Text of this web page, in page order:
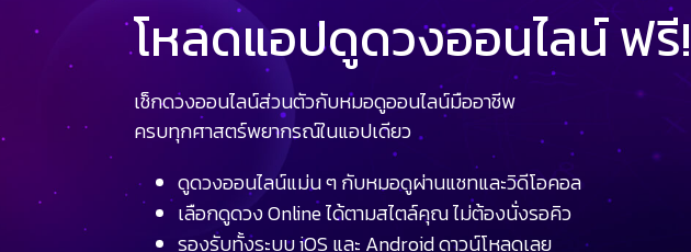
โหลดแอปดูดวงออนไลน์ ฟรี!
เช็กดวงออนไลน์ส่วนตัวกับหมอดูออนไลน์มืออาชีพ
ครบทุกศาสตร์พยากรณ์ในแอปเดียว
ดูดวงออนไลน์แม่น ๆ กับหมอดูผ่านแชทและวิดีโอคอล
เลือกดูดวง Online ได้ตามสไตล์คุณ ไม่ต้องนั่งรอคิว
รองรับทั้งระบบ iOS และ Android ดาวน์โหลดเลย